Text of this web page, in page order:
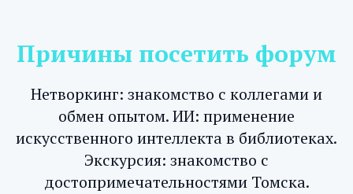
Причины посетить форум
Нетворкинг: знакомство с коллегами и
обмен опытом. ИИ: применение
искусственного интеллекта в библиотеках.
Экскурсия: знакомство с
достопримечательностями Томска.